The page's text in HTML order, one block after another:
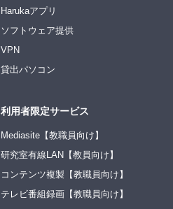
Harukaアプリ
ソフトウェア提供
VPN
貸出パソコン
利用者限定サービス
Mediasite【教職員向け】
研究室有線LAN【教員向け】
コンテンツ複製【教職員向け】
テレビ番組録画【教職員向け】